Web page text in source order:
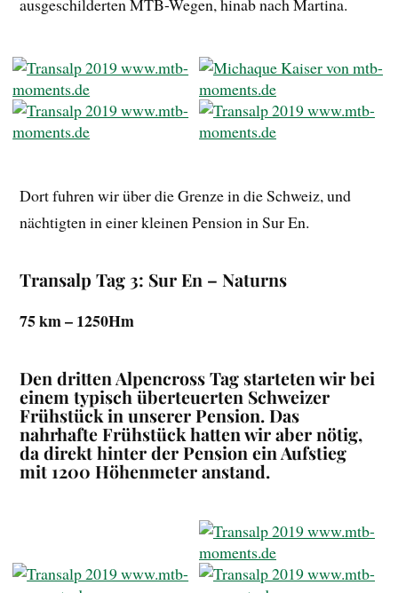
Dort fuhren wir über die Grenze in die Schweiz, und
nächtigten in einer kleinen Pension in Sur En.
Transalp Tag 3: Sur En – Naturns
75 km – 1250Hm
Den dritten Alpencross Tag starteten wir bei
einem typisch überteuerten Schweizer
Frühstück in unserer Pension. Das
nahrhafte Frühstück hatten wir aber nötig,
da direkt hinter der Pension ein Aufstieg
mit 1200 Höhenmeter anstand.